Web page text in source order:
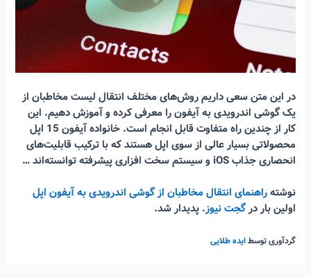
در این متن سعی داریم روش‌های مختلف انتقال لیست مخاطبان از
یک گوشی اندرویدی به آیفون را معرفی کرده و آموزش دهیم. این
کار از چندین راه متفاوت قابل انجام است. خانواده آیفون 15 اپل
محصولاتی بسیار عالی از سوی اپل هستند که با ترکیب قابلیت‌های
انحصاری جذاب iOS و سیستم سخت افزاری پیشرفته توانسته‌اند …
نوشتهراهنمای انتقال مخاطبان از گوشی اندرویدی به آیفون اپل
اولین بار درگجت نیوز. پدیدار شد.
گردآوری توسطایده طلایی